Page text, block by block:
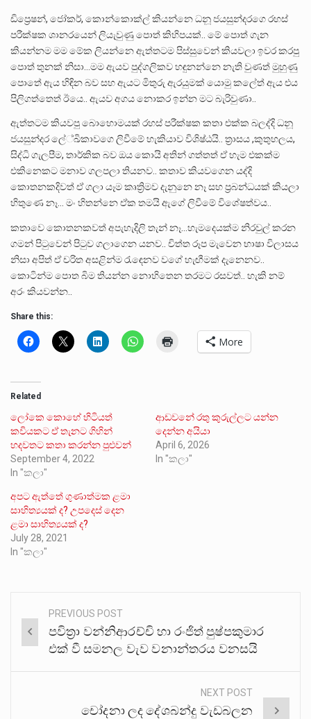
ඩිප්‍රෙෂන්, ජෝකර්, කොන්කොක්ල් කියන්නෙ ධනූ ජයසුන්දරගෙ රහස්
පරීක්ෂක ශානරයෙන් ලියැවුණු පොත් කිහිපයක්.. මේ පොත් ගැන
කියන්නම මම මේක ලියන්නෙ ඇත්තටම පිස්සුවෙන් කියවලා ඉවර කරපු
පොත් තුනක් නිසා…මම ඇයව පුද්ගලිකව හඳුනන්නෙ නැති වුණත් මුහුණු
පොතේ ඇය හිඳින බව සහ ඇයට මිතුරු ඇරයුමක් යොමු කලේත් ඇය එය
පිලිගත්තෙත් ඊයෙ.. ඇයව අගය නොකර ඉන්න මට බැරිවුණා..
ඇත්තටම කියවපු බොහොමයක් රහස් පරීක්ෂක කතා එක්ක බලද්දි ධනූ
ජයසුන්දර ලේ්ඛිකාවගෙ ලිවීමේ හැකියාව විශිෂ්ඨයි.. ත්‍රාසය ,කුතුහලය,
සිද්ධි ගැලපීම, තාර්කික බව ඔය කොයි අතින් ගත්තත් ඒ හැම එකක්ම
එකිනෙකට මනාව ගලපලා තියනව.. කතාව කියවගෙන යද්දි
කොතනකදිවත් ඒ ගලා යෑම කෘත්‍රිමව දැනුනෙ නෑ සහ ප්‍රබන්ධයක් කියලා
හිතුණෙ නෑ… මං හිතන්නෙ ඒක තමයි ඇගේ ලිවීමේ විශේෂත්වය..
කතාවෙ කොතනකවත් අපැහැදිලි තැන් නෑ…හැමදෙයක්ම නිරවුල් කරන
ගමන් පිටුවෙන් පිටුව ගලාගෙන යනව.. චිත්ත රූප මැවෙන භාෂා විලාසය
නිසා අපිත් ඒ චරිත අසළින්ම රැඳෙනව වගේ හැඟීමක් දැනෙනව..
කොටින්ම පොත බිම තියන්න නොහිතෙන තරමට රසවත්.. හැකි නම්
අරං කියවන්න..
Share this:
More
Related
ලෝකෙ කොහේ හිටියත්
කවියකට ඒ තැනට ගිහින්
හදවතට කතා කරන්න පුළුවන්
September 4, 2022
In "කලා"
ආඩවනේ රතු කුරුල්ලට යන්න
දෙන්න අයියා
April 6, 2026
In "කලා"
අපට ඇත්තේ ගුණාත්මක ළමා
සාහිත්‍යයක් ද? උපදෙස් දෙන
ළමා සාහිත්‍යයක් ද?
July 28, 2021
In "කලා"
Post
navigation
PREVIOUS POST
පවිත්‍රා වන්නිආරච්චි හා රංජිත් පුෂ්පකුමාර
එක් වී සමනල වැව වනාන්තරය වනසයි
NEXT POST
චෝදනා ලද දේශබන්දු වැඩබලන